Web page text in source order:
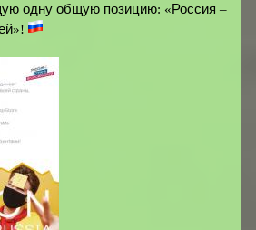
одну общую позицию: «Россия –
»!